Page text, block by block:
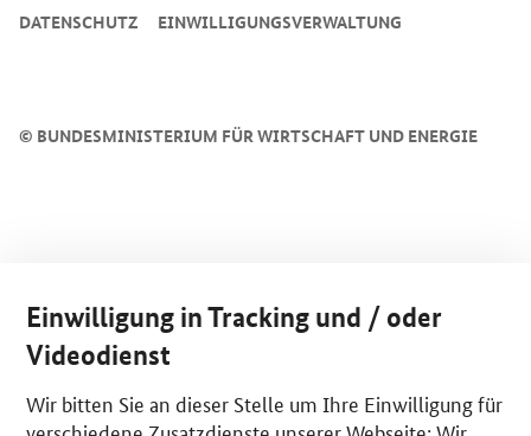
© BUNDESMINISTERIUM FÜR WIRTSCHAFT UND ENERGIE
DATENSCHUTZ
EINWILLIGUNGSVERWALTUNG
Einwilligung in Tracking und / oder
Videodienst
Wir bitten Sie an dieser Stelle um Ihre Einwilligung für